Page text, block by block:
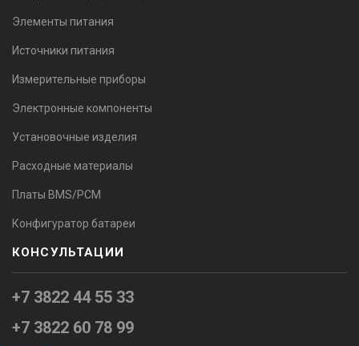
Элементы питания
Источники питания
Измерительные приборы
Электронные компоненты
Установочные изделия
Расходные материалы
Платы BMS/PCM
Конфигуратор батареи
КОНСУЛЬТАЦИИ
+7 3822 44 55 33
+7 3822 60 78 99